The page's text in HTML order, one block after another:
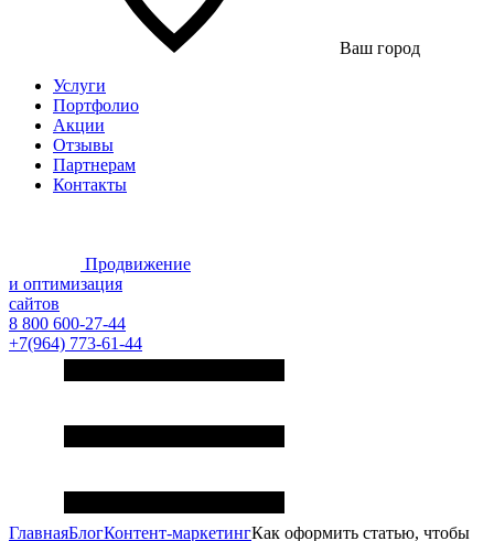
Ваш город
Услуги
Портфолио
Акции
Отзывы
Партнерам
Контакты
Продвижение
и оптимизация
сайтов
8 800 600-27-44
+7(964) 773-61-44
ГлавнаяБлогКонтент-маркетингКак оформить статью, чтобы